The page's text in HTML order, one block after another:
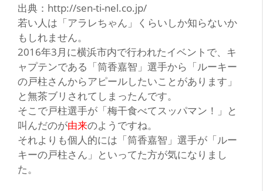
出典：http://sen-ti-nel.co.jp/
若い人は「アラレちゃん」くらいしか知らないか
もしれません。
2016年3月に横浜市内で行われたイベントで、キ
ャプテンである 「筒香嘉智」 選手から 「ルーキー
の戸柱さんからアピールしたいことがあります」
と無茶ブリされてしまったんです。
そこで戸柱選手が 「梅干食べてスッパマン！」 と
叫んだのが由来のようですね。
それよりも個人的には 「筒香嘉智」 選手が「ルー
キーの戸柱さん」といってた方が気になりまし
た。